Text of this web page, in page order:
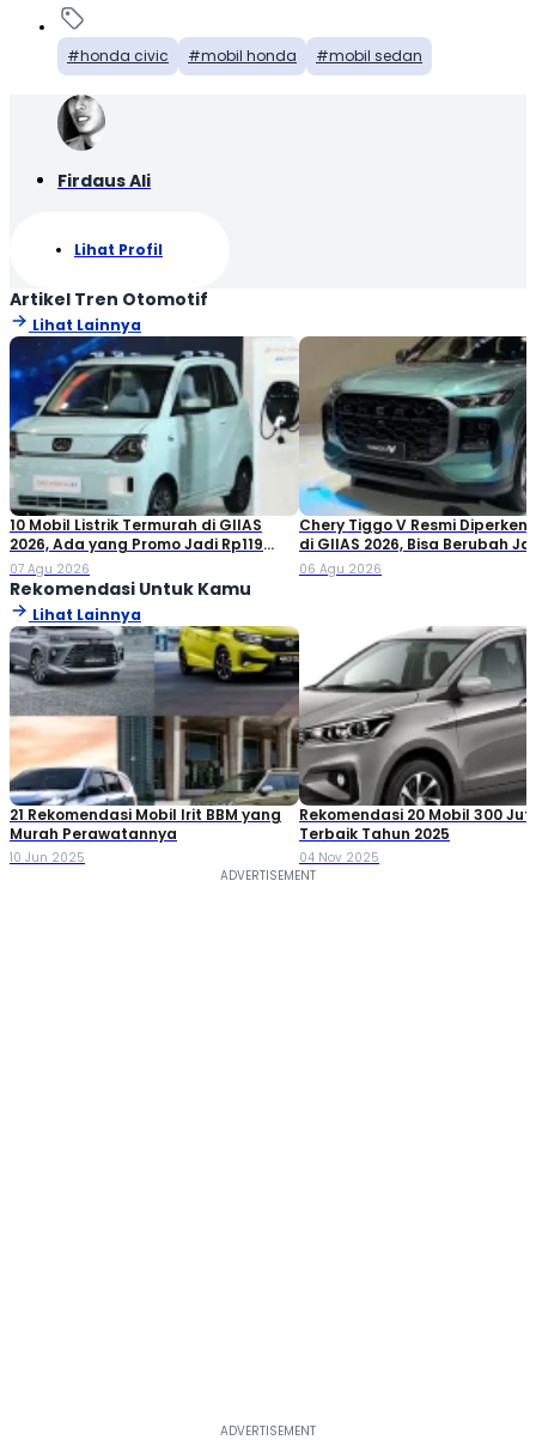
honda civic mobil honda mobil sedan
Firdaus Ali
Lihat Profil
Artikel Tren Otomotif
Lihat Lainnya
10 Mobil Listrik Termurah di GIIAS
2026, Ada yang Promo Jadi Rp119
Jutaan!
07 Agu 2026
Chery Tiggo V Resmi
di GIIAS 2026, Bisa Berubah
Double Cabin
06 Agu 2026
Rekomendasi Untuk Kamu
Lihat Lainnya
21 Rekomendasi Mobil Irit BBM yang
Murah Perawatannya
10 Jun 2025
Rekomendasi 20 Mobil 300
Terbaik Tahun 2025
04 Nov 2025